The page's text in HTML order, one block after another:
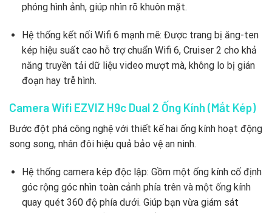
phóng hình ảnh, giúp nhìn rõ khuôn mặt.
Hệ thống kết nối Wifi 6 mạnh mẽ: Được trang bị ăng-ten
kép hiệu suất cao hỗ trợ chuẩn Wifi 6, Cruiser 2 cho khả
năng truyền tải dữ liệu video mượt mà, không lo bị gián
đoạn hay trễ hình.
Camera Wifi EZVIZ H9c Dual 2 Ống Kính (Mắt Kép)
Bước đột phá công nghệ với thiết kế hai ống kính hoạt động
song song, nhân đôi hiệu quả bảo vệ an ninh.
Hệ thống camera kép độc lập: Gồm một ống kính cố định
góc rộng góc nhìn toàn cảnh phía trên và một ống kính
quay quét 360 độ phía dưới. Giúp bạn vừa giám sát